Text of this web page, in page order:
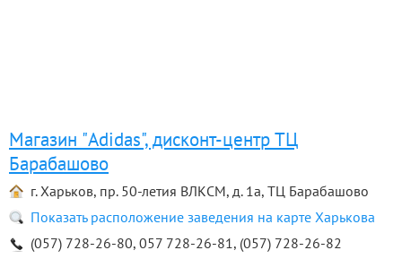
Магазин "Adidas", дисконт-центр ТЦ
Барабашово
г. Харьков, пр. 50-летия ВЛКСМ, д. 1а, ТЦ Барабашово
Показать расположение заведения на карте Харькова
(057) 728-26-80, 057 728-26-81, (057) 728-26-82